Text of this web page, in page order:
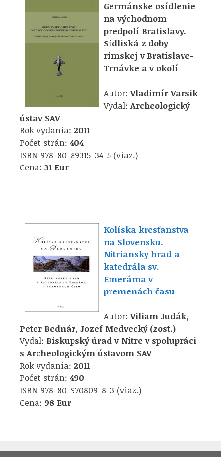
Germánske osídlenie
na východnom
predpolí Bratislavy.
Sídliská z doby
rímskej v Bratislave-
Trnávke a v okolí
Autor:Vladimír Varsik
Vydal:Archeologický
ústav SAV
Rok vydania: 2011
Počet strán: 404
ISBN 978-80-89315-34-5 (viaz.)
Cena: 31 Eur
Kolíska kresťanstva
na Slovensku.
Nitriansky hrad a
katedrála sv.
Emeráma v
premenách času
Autor:Viliam Judák,
Peter Bednár, Jozef Medvecký (zost.)
Vydal: Biskupský úrad v Nitre v spolupráci
s Archeologickým ústavom SAV
Rok vydania: 2011
Počet strán: 490
ISBN 978-80-970809-8-3 (viaz.)
Cena: 98 Eur